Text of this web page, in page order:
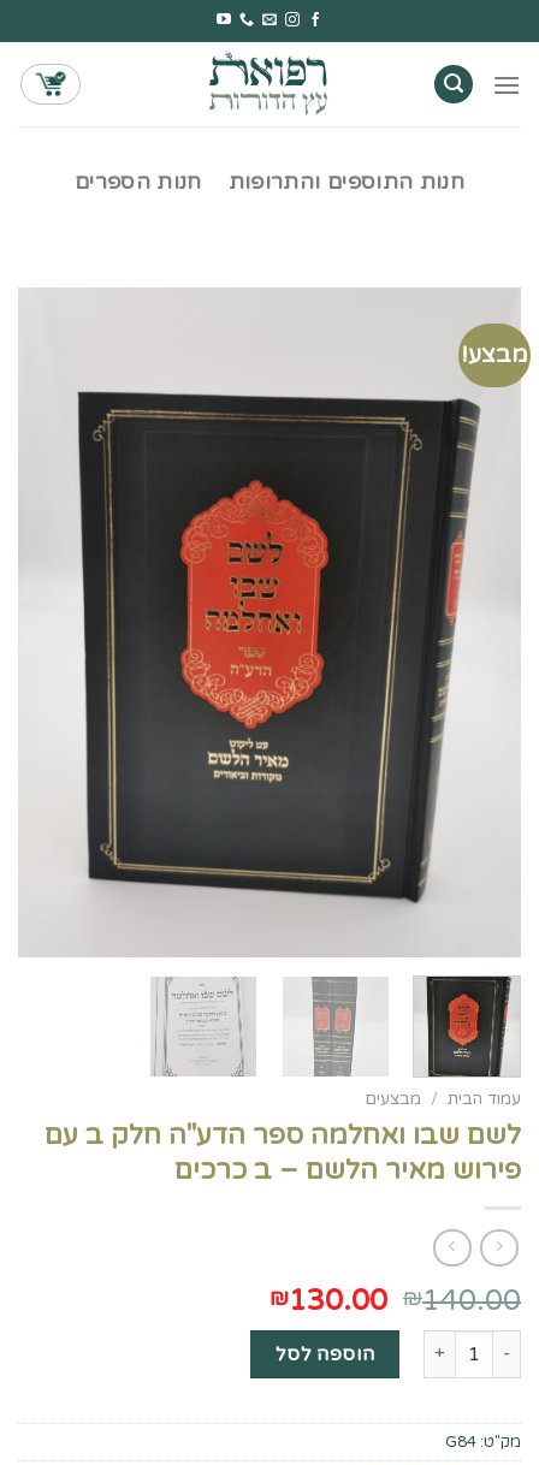
to
content
חנות התוספים והתרופות חנות הספרים
מבצע!
עמוד הבית / מבצעים
לשם שבו ואחלמה ספר הדע"ה חלק ב עם
פירוש מאיר הלשם – ב כרכים
₪140.00
המחיר
המקורי
היה:
₪140.00.
₪130.00
הנוכחי
₪130.00.
כמות של לשם שבו ואחלמה ספר הדע"ה חלק ב עם פירוש מאיר הלשם
הוספה לסל
מק"ט: G84